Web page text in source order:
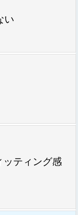
い
ッティング感